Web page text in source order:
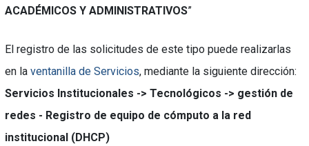
ACADÉMICOS Y ADMINISTRATIVOS”
El registro de las solicitudes de este tipo puede realizarlas
en la ventanilla de Servicios, mediante la siguiente dirección:
Servicios Institucionales -> Tecnológicos -> gestión de
redes - Registro de equipo de cómputo a la red
institucional (DHCP)